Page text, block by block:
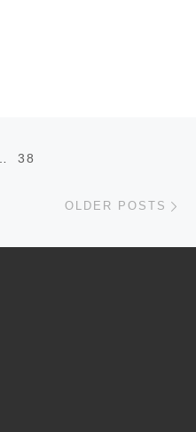
38
OLDER POSTS